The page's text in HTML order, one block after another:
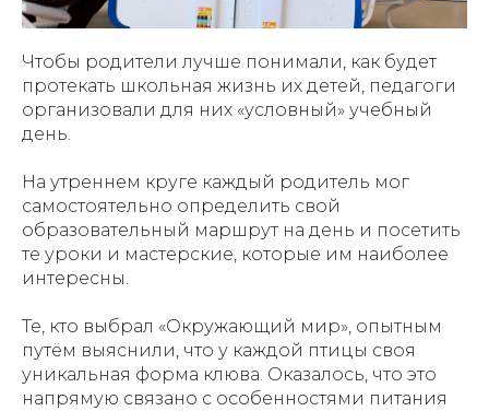
Чтобы родители лучше понимали, как будет
протекать школьная жизнь их детей, педагоги
организовали для них «условный» учебный
день.
На утреннем круге каждый родитель мог
самостоятельно определить свой
образовательный маршрут на день и посетить
те уроки и мастерские, которые им наиболее
интересны.
Те, кто выбрал «Окружающий мир», опытным
путём выяснили, что у каждой птицы своя
уникальная форма клюва. Оказалось, что это
напрямую связано с особенностями питания